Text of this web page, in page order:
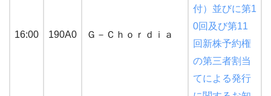
16:00 190A0 Ｇ－Ｃｈｏｒｄｉａ
付）並びに第1
0回及び第11
回新株予約権
の第三者割当
てによる発行